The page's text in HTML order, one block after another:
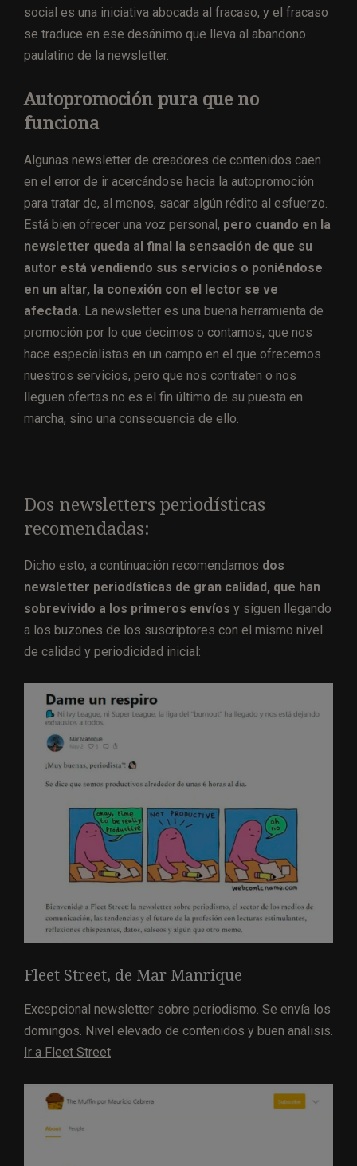
social es una iniciativa abocada al fracaso, y el fracaso
se traduce en ese desánimo que lleva al abandono
paulatino de la newsletter.
Autopromoción pura que no
funciona
Algunas newsletter de creadores de contenidos caen
en el error de ir acercándose hacia la autopromoción
para tratar de, al menos, sacar algún rédito al esfuerzo.
Está bien ofrecer una voz personal, pero cuando en la
newsletter queda al final la sensación de que su
autor está vendiendo sus servicios o poniéndose
en un altar, la conexión con el lector se ve
afectada. La newsletter es una buena herramienta de
promoción por lo que decimos o contamos, que nos
hace especialistas en un campo en el que ofrecemos
nuestros servicios, pero que nos contraten o nos
lleguen ofertas no es el fin último de su puesta en
marcha, sino una consecuencia de ello.
Dos newsletters periodísticas
recomendadas:
Dicho esto, a continuación recomendamos dos
newsletter periodísticas de gran calidad, que han
sobrevivido a los primeros envíos y siguen llegando
a los buzones de los suscriptores con el mismo nivel
de calidad y periodicidad inicial:
Fleet Street, de Mar Manrique
Excepcional newsletter sobre periodismo. Se envía los
domingos. Nivel elevado de contenidos y buen análisis.
Ir a Fleet Street